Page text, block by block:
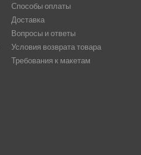
Способы оплаты
Доставка
Вопросы и ответы
Условия возврата товара
Требования к макетам